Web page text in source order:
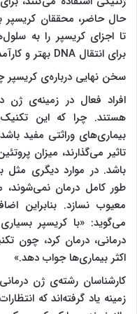
حال حاضر، محققان کریسپر
تا اجزای کریسپر را به
برای انتقال DNA بهتر و کارآمدتر است.
سخن نهایی درباره‌ی
افراد فعال در زمینه‌ی ژن
هستند. چرا که این تکنیک
بیماری‌های وراثتی مفید
تاثیر می‌گذارند، میزان
باشد. در موارد دیگری مثل
طور کامل درمان نمی‌شوند،
معیوب نسازد. بنابراین
می‌گوید: «با کریسپر
درمانی، درمان کرد، چون
اکثر بیماری‌ها جواب دهد.»
کارشناسان رشته‌ی ژن
زمینه یاد گرفته‌اند که